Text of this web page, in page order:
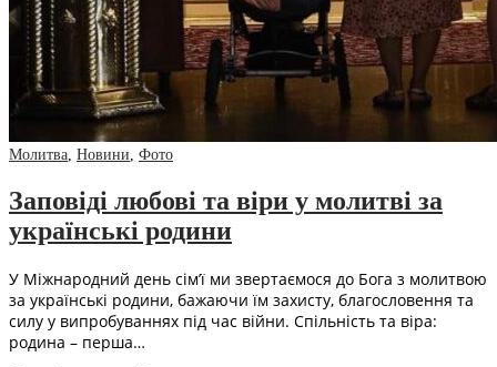
Молитва, Новини, Фото
Заповіді любові та віри у молитві за
українські родини
У Міжнародний день сім’ї ми звертаємося до Бога з молитвою
за українські родини, бажаючи їм захисту, благословення та
силу у випробуваннях під час війни. Спільність та віра:
родина – перша…